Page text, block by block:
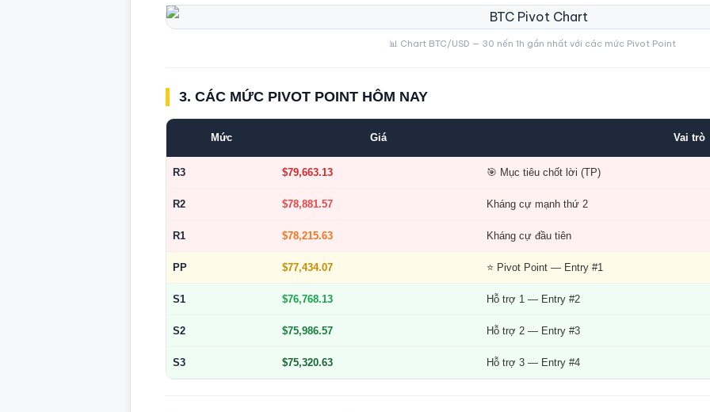
📊 Chart BTC/USD — 30 nến 1h gần nhất với các mức Pivot Point
3. CÁC MỨC PIVOT POINT HÔM NAY
Mức Giá Vai trò
R3 $79,663.13 🎯 Mục tiêu chốt lời (TP)
R2 $78,881.57 Kháng cự mạnh thứ 2
R1 $78,215.63 Kháng cự đầu tiên
PP $77,434.07 ⭐ Pivot Point — Entry #1
S1 $76,768.13 Hỗ trợ 1 — Entry #2
S2 $75,986.57 Hỗ trợ 2 — Entry #3
S3 $75,320.63 Hỗ trợ 3 — Entry #4